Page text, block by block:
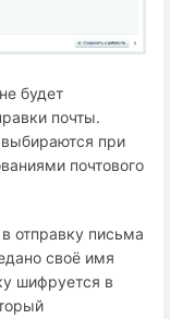
будет
почты.
при
почтового
отправку письма
своё имя
шифруется в